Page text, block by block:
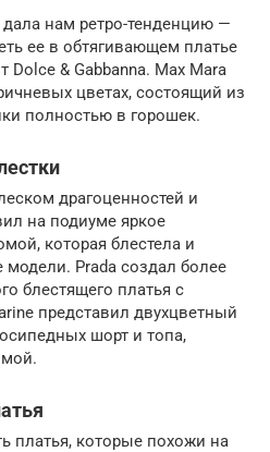
нам ретро-тенденцию —
ее в обтягивающем платье
Dolce & Gabbanna. Max Mara
цветах, состоящий из
полностью в горошек.
драгоценностей и
на подиуме яркое
которая блестела и
модели. Prada создал более
блестящего платья с
представил двухцветный
шорт и топа,
платья, которые похожи на